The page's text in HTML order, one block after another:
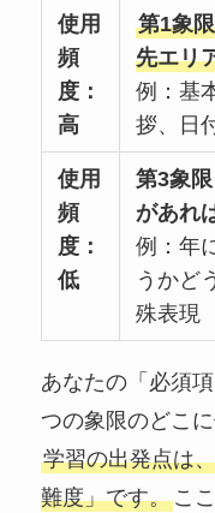
使用
頻
度：
高
第1象
先エリ
例：基
拶、日
使用
頻
度：
低
第3象
があれ
例：年
うかど
殊表現
あなたの「必須
つの象限のどこ
学習の出発点は
難度」です。こ